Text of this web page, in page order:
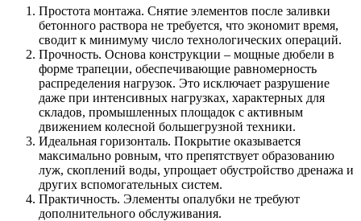
Простота монтажа. Снятие элементов после заливки
бетонного раствора не требуется, что экономит время,
сводит к минимуму число технологических операций.
Прочность. Основа конструкции – мощные дюбели в
форме трапеции, обеспечивающие равномерность
распределения нагрузок. Это исключает разрушение
даже при интенсивных нагрузках, характерных для
складов, промышленных площадок с активным
движением колесной большегрузной техники.
Идеальная горизонталь. Покрытие оказывается
максимально ровным, что препятствует образованию
луж, скоплений воды, упрощает обустройство дренажа и
других вспомогательных систем.
Практичность. Элементы опалубки не требуют
дополнительного обслуживания.